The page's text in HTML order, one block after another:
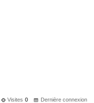
Visites 0
Dernière connexion